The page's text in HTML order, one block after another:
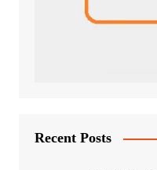
Recent Posts